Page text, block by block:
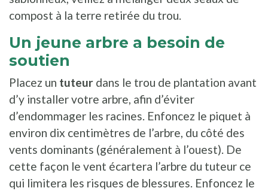
compost à la terre retirée du trou.
Un jeune arbre a besoin de
soutien
Placez un tuteur dans le trou de plantation avant
d’y installer votre arbre, afin d’éviter
d’endommager les racines. Enfoncez le piquet à
environ dix centimètres de l’arbre, du côté des
vents dominants (généralement à l’ouest). De
cette façon le vent écartera l’arbre du tuteur ce
qui limitera les risques de blessures. Enfoncez le